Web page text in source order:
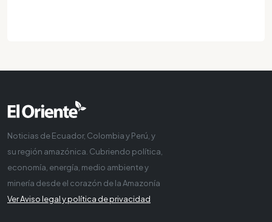
Noticias de Ecuador, Colombia y Perú, y
su región amazónica. Cubriendo política,
economía, energía, medio ambiente y
minería desde el corazón de la Amazonía
Ver Aviso legal y política de privacidad